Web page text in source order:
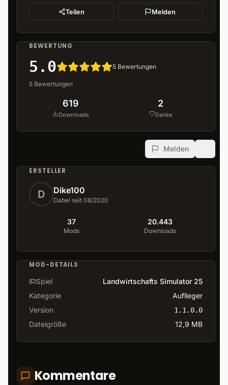
Teilen Melden
BEWERTUNG
5.0 5 Bewertungen
5 Bewertungen
619
Downloads
2
Danke
Melden
ERSTELLER
D Dike100
Dabei seit 06/2020
37
Mods
20.443
Downloads
MOD-DETAILS
Spiel
Landwirtschafts Simulator 25
Kategorie
Auflieger
Version
1.1.0.0
Dateigröße 12,9 MB
Kommentare